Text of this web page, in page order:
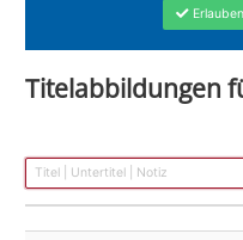
Erlauben
Titelabbildungen